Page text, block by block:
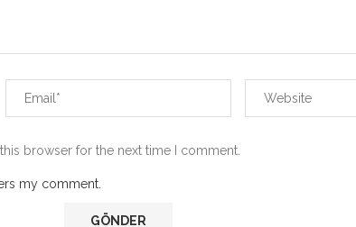
browser for the next time I comment.
my comment.